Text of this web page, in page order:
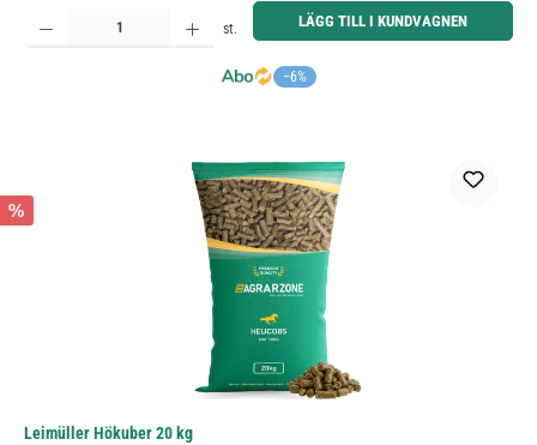
−6%
Produktkvantitet: Ange önskat belopp eller använd knapparna för att öka eller minska kvantiteten.
st. LÄGG TILL I KUNDVAGNEN
%
Leimüller Hökuber 20 kg